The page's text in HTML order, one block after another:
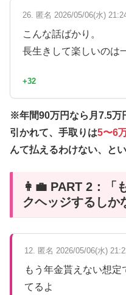
26. 匿名 2026/05/06(水)
こんな話ばかり。
長生きして楽しいのは
+32
※年間90万円なら月7.5万
引かれて、手取りは5〜6
んて払えるわけない、とい
👩‍💼 PART 2：「
クヘッジするしか
12. 匿名 2026/05/06(水)
もう年金貰えない想
てるよ